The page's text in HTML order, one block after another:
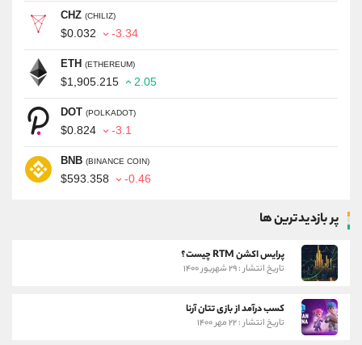
CHZ (CHILIZ)
$0.032 -3.34
ETH (ETHEREUM)
$1,905.215 2.05
DOT (POLKADOT)
$0.824 -3.1
BNB (BINANCE COIN)
$593.358 -0.46
پر بازدیدترین ها
پرایس اکشن RTM چیست؟
تاریخ انتشار : ۲۹ شهریور ۱۴۰۰
کسب درآمد از بازی تتان آرنا
تاریخ انتشار : ۲۲ مهر ۱۴۰۰